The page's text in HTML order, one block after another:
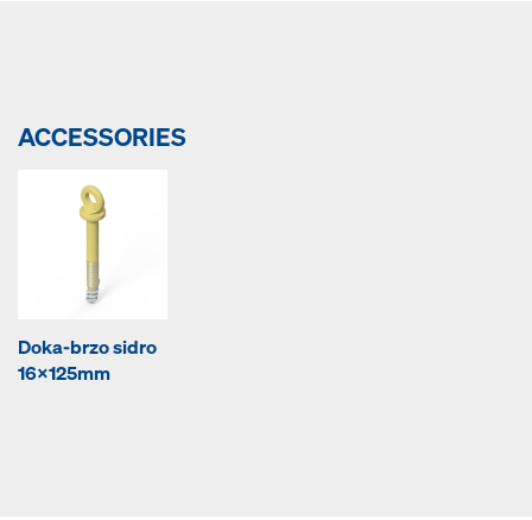
ACCESSORIES
Doka-brzo sidro
16x125mm